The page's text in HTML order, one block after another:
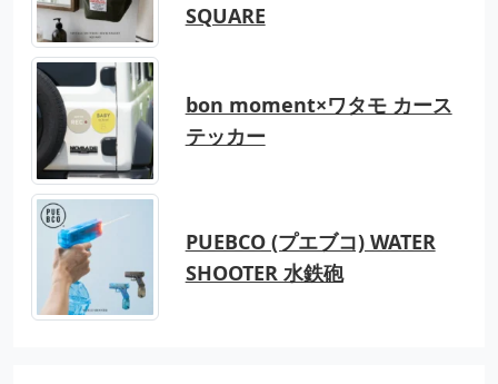
SQUARE
bon moment×ワタモ カース
テッカー
PUEBCO (プエブコ) WATER
SHOOTER 水鉄砲